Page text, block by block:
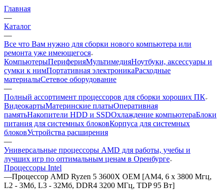
Главная
—
Каталог
—
Все что Вам нужно для сборки нового компьютера или
ремонта уже имеющегося
КомпьютерыПериферияМультимедияНоутбуки, аксессуары и
сумки к нимПортативная электроникаРасходные
материалыСетевое оборудование
—
Полный ассортимент процессоров для сборки хороших ПК
ВидеокартыМатеринские платыОперативная
памятьНакопители HDD и SSDОхлаждение компьютераБлоки
питания для системных блоковКорпуса для системных
блоковУстройства расширения
—
Универсальные процессоры AMD для работы, учебы и
лучших игр по оптимальным ценам в Оренбурге
Процессоры Intel
—Процессор AMD Ryzen 5 3600X OEM [AM4, 6 x 3800 Мгц,
L2 - 3Мб, L3 - 32Мб, DDR4 3200 МГц, TDP 95 Вт]